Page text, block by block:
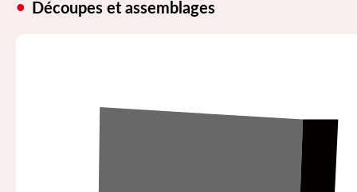
Découpes et assemblages